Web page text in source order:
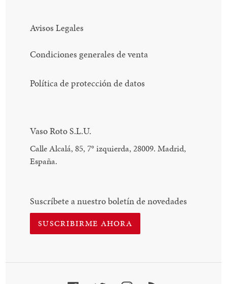
Avisos Legales
Condiciones generales de venta
Política de protección de datos
Vaso Roto S.L.U.
Calle Alcalá, 85, 7° izquierda, 28009. Madrid,
España.
Suscríbete a nuestro boletín de novedades
SUSCRIBIRME AHORA